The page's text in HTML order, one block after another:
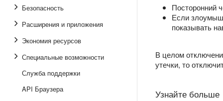
Безопасность
Расширения и приложения
Экономия ресурсов
Специальные возможности
Служба поддержки
API Браузера
Посторонний
Если
показывать
В целом
утечки, то
Узнайте больше